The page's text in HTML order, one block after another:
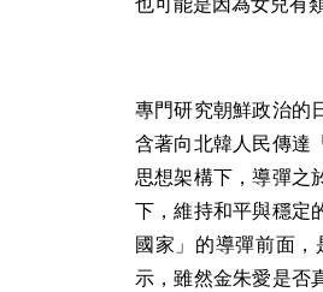
專門研究朝鮮政治的
含著向北韓人民傳達
思想架構下，導彈之
下，維持和平與穩定
國家」的導彈前面
示，雖然金朱愛是否